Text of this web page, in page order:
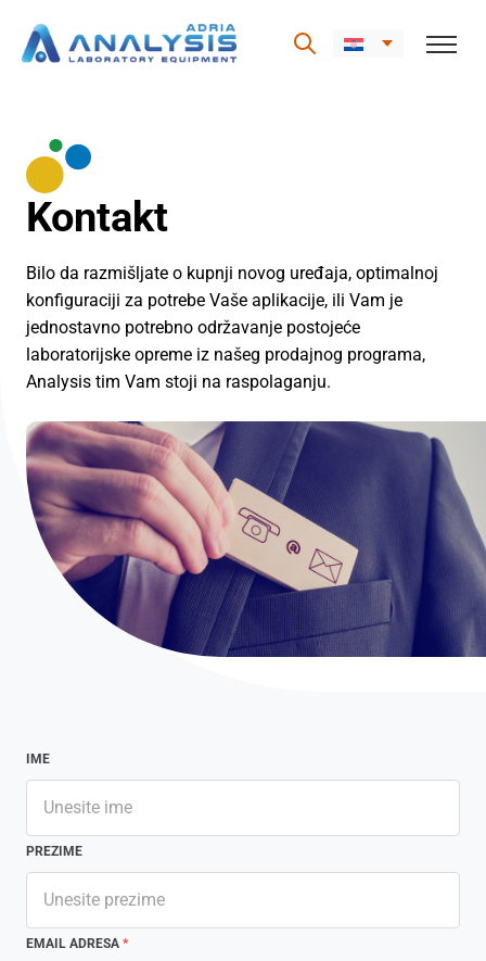
content
Kontakt
Bilo da razmišljate o kupnji novog uređaja, optimalnoj
konfiguraciji za potrebe Vaše aplikacije, ili Vam je
jednostavno potrebno održavanje postojeće
laboratorijske opreme iz našeg prodajnog programa,
Analysis tim Vam stoji na raspolaganju.
IME
PREZIME
EMAIL ADRESA *